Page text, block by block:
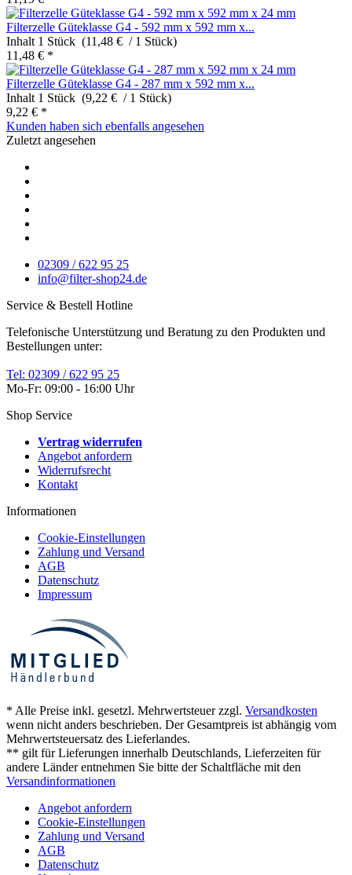
Filterzelle Güteklasse G4 - 592 mm x 592 mm x...
Inhalt 1 Stück (11,48 € / 1 Stück)
11,48 € *
Filterzelle Güteklasse G4 - 287 mm x 592 mm x...
Inhalt 1 Stück (9,22 € / 1 Stück)
9,22 € *
Kunden haben sich ebenfalls angesehen
Zuletzt angesehen
02309 / 622 95 25
info@filter-shop24.de
Service & Bestell Hotline
Telefonische Unterstützung und Beratung zu den Produkten und
Bestellungen unter:
Tel: 02309 / 622 95 25
Mo-Fr: 09:00 - 16:00 Uhr
Shop Service
Vertrag widerrufen
Angebot anfordern
Widerrufsrecht
Kontakt
Informationen
Cookie-Einstellungen
Zahlung und Versand
AGB
Datenschutz
Impressum
* Alle Preise inkl. gesetzl. Mehrwertsteuer zzgl. Versandkosten
wenn nicht anders beschrieben. Der Gesamtpreis ist abhängig vom
Mehrwertsteuersatz des Lieferlandes.
** gilt für Lieferungen innerhalb Deutschlands, Lieferzeiten für
andere Länder entnehmen Sie bitte der Schaltfläche mit den
Versandinformationen
Angebot anfordern
Cookie-Einstellungen
Zahlung und Versand
AGB
Datenschutz